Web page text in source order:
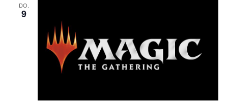
DO.
9